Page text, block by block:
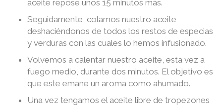
aceite repose unos 15 minutos más.
Seguidamente, colamos nuestro aceite
deshaciéndonos de todos los restos de especias
y verduras con las cuales lo hemos infusionado.
Volvemos a calentar nuestro aceite, esta vez a
fuego medio, durante dos minutos. El objetivo es
que este emane un aroma como ahumado.
Una vez tengamos el aceite libre de tropezones